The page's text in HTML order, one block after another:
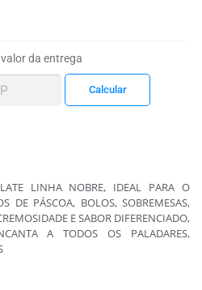
da entrega
LINHA NOBRE, IDEAL PARA O
DE PÁSCOA, BOLOS, SOBREMESAS,
E SABOR DIFERENCIADO,
A TODOS OS PALADARES,